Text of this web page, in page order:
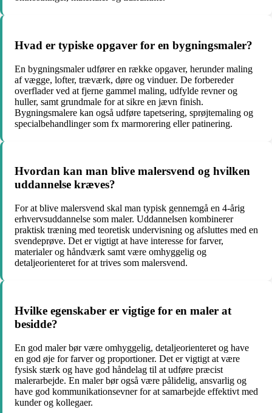
Hvad er typiske opgaver for en bygningsmaler?
En bygningsmaler udfører en række opgaver, herunder maling
af vægge, lofter, træværk, døre og vinduer. De forbereder
overflader ved at fjerne gammel maling, udfylde revner og
huller, samt grundmale for at sikre en jævn finish.
Bygningsmalere kan også udføre tapetsering, sprøjtemaling og
specialbehandlinger som fx marmorering eller patinering.
Hvordan kan man blive malersvend og hvilken
uddannelse kræves?
For at blive malersvend skal man typisk gennemgå en 4-årig
erhvervsuddannelse som maler. Uddannelsen kombinerer
praktisk træning med teoretisk undervisning og afsluttes med en
svendeprøve. Det er vigtigt at have interesse for farver,
materialer og håndværk samt være omhyggelig og
detaljeorienteret for at trives som malersvend.
Hvilke egenskaber er vigtige for en maler at
besidde?
En god maler bør være omhyggelig, detaljeorienteret og have
en god øje for farver og proportioner. Det er vigtigt at være
fysisk stærk og have god håndelag til at udføre præcist
malerarbejde. En maler bør også være pålidelig, ansvarlig og
have god kommunikationsevner for at samarbejde effektivt med
kunder og kollegaer.